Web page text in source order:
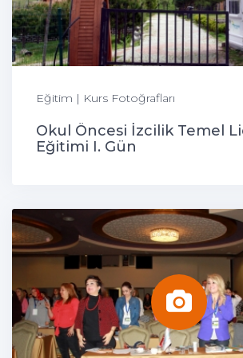
Eğitim | Kurs Fotoğrafları
Okul Öncesi İzcilik Temel
Eğitimi I. Gün